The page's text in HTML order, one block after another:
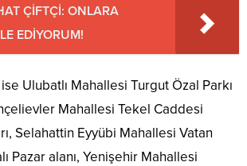
ÇİFTÇİ: ONLARA
EDİYORUM!
Ulubatlı Mahallesi Turgut Özal Parkı
Mahallesi Tekel Caddesi
Selahattin Eyyübi Mahallesi Vatan
Pazar alanı, Yenişehir Mahallesi